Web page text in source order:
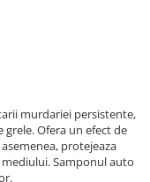
murdariei persistente,
Ofera un efect de
protejeaza
Samponul auto